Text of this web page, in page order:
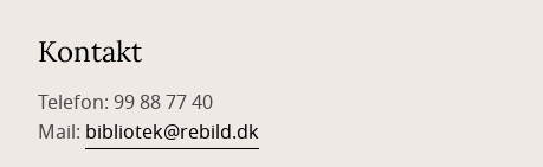
Kontakt
Telefon: 99 88 77 40
Mail: bibliotek@rebild.dk